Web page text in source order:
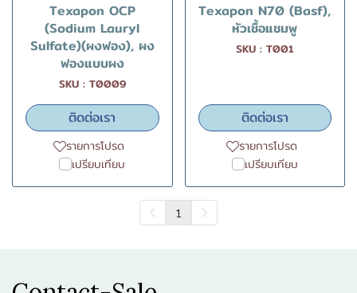
Texapon OCP
(Sodium Lauryl
Sulfate)(ผงฟอง), ผง
ฟองแบบผง
SKU : T0009
ติดต่อเรา
รายการโปรด
เปรียบเทียบ
Texapon N70 (Basf),
หัวเชื้อแชมพู
SKU : T001
ติดต่อเรา
รายการโปรด
เปรียบเทียบ
1